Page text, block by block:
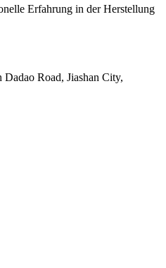
Erfahrung in der Herstellung
Road, Jiashan City,